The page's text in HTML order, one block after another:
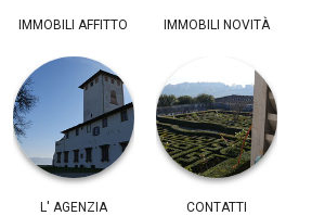
IMMOBILI AFFITTO IMMOBILI NOVITÀ
L' AGENZIA CONTATTI